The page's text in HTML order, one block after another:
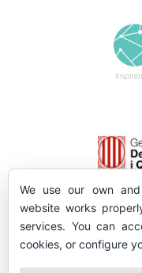
We use our own
website works
services. You can
cookies, or configure